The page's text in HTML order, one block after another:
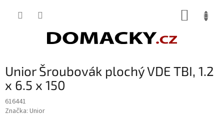
Unior Šroubovák plochý VDE TBI, 1.2
x 6.5 x 150
616441
Značka: Unior